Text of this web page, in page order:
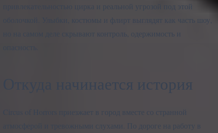
привлекательностью цирка и реальной угрозой под этой
оболочкой. Улыбки, костюмы и флирт выглядят как часть шоу,
но на самом деле скрывают контроль, одержимость и
Откуда начинается история
Circus of Horrors приезжает в город вместе со странной
атмосферой и тревожными слухами. По дороге на работу в